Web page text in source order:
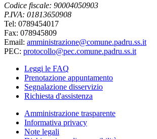
Codice fiscale: 90004050903
P.IVA: 01813650908
Tel: 0789454017
Fax: 078945809
Email: amministrazione@comune.padru.ss.it
PEC: protocollo@pec.comune.padru.ss.it
Leggi le FAQ
Prenotazione appuntamento
Segnalazione disservizio
Richiesta d'assistenza
Amministrazione trasparente
Informativa privacy
Note legali